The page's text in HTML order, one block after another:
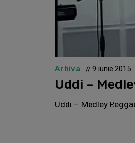
Arhiva // 9 iunie 2015
Uddi –
Uddi – Medley